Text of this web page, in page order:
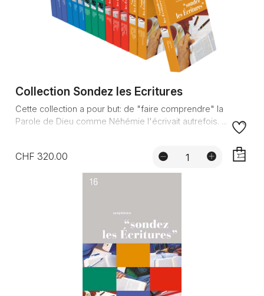
Collection Sondez les Ecritures
Cette collection a pour but: de "faire comprendre" la
Parole de Dieu comme Néhémie l'écrivait autrefois. ...
CHF 320.00